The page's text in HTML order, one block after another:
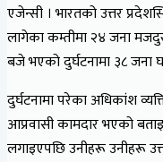
एजेन्सी । भारतको उत्तर
लागेका कम्तीमा २४ जना
बजे भएको दुर्घटनामा ३८ जना
दुर्घटनामा परेका अधिकांश
आप्रवासी कामदार भएको
लगाइएपछि उनीहरू उनीहरू